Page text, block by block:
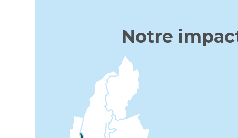
Notre